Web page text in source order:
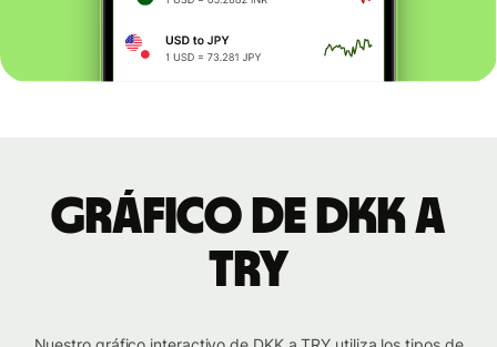
Gráfico de DKK a
TRY